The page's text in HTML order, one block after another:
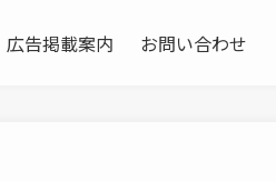
広告掲載案内 お問い合わせ